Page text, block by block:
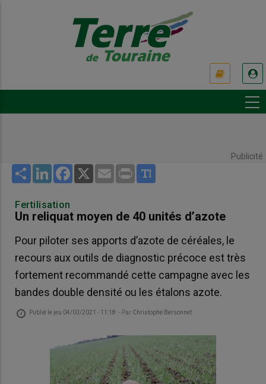
Publicité
Share LinkedInFacebook
X Email Print
Fertilisation
Un reliquat moyen de 40 unités d’azote
Pour piloter ses apports d’azote de céréales, le
recours aux outils de diagnostic précoce est très
fortement recommandé cette campagne avec les
bandes double densité ou les étalons azote.
Publié le jeu 04/03/2021 - 11:18 - Par Christophe Bersonnet